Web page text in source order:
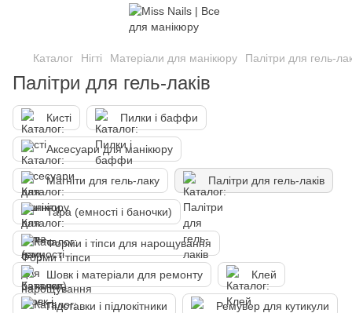
Каталог Нігті Матеріали для манікюру Палітри для гель-
Палітри для гель-лаків
Кисті Пилки і баффи
Аксесуари для манікюру
Магніти для гель-лаку Палітри для гель-лаків
Тара (емності і баночки)
Форми і тіпси для нарощування
Шовк і матеріали для ремонту Клей
Підставки і підлокітники Ремувер для кутикули